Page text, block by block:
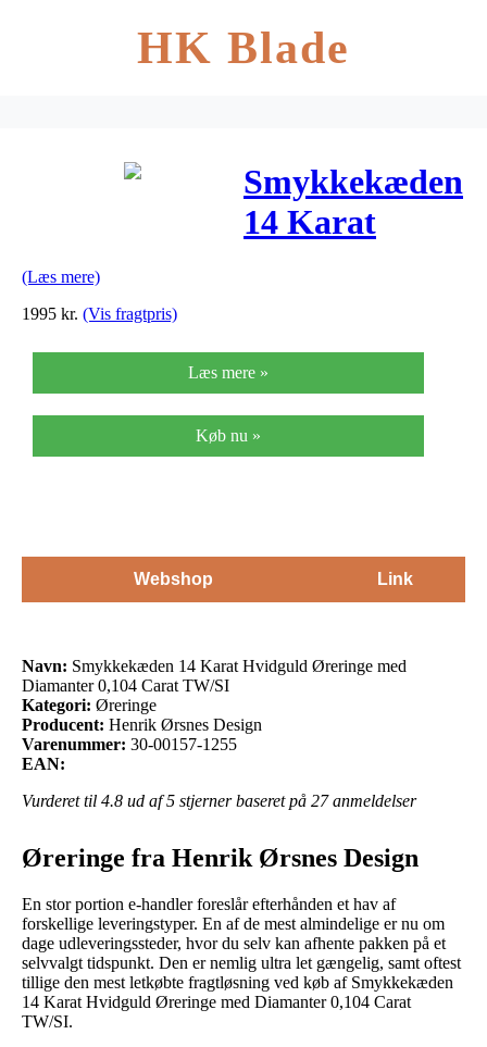
HK Blade
Smykkekæden
14 Karat
Diamanter
0,104 Carat
TW/SI
(Læs mere)
1995 kr. (Vis fragtpris)
Læs mere »
Køb nu »
Webshop Link
Navn: Smykkekæden 14 Karat Hvidguld Øreringe med
Diamanter 0,104 Carat TW/SI
Kategori: Øreringe
Producent: Henrik Ørsnes Design
Varenummer: 30-00157-1255
EAN:
Vurderet til 4.8 ud af 5 stjerner baseret på 27anmeldelser
Øreringe fra Henrik Ørsnes Design
En stor portion e-handler foreslår efterhånden et hav af
forskellige leveringstyper. En af de mest almindelige er nu om
dage udleveringssteder, hvor du selv kan afhente pakken på et
selvvalgt tidspunkt. Den er nemlig ultra let gængelig, samt oftest
tillige den mest letkøbte fragtløsning ved køb af Smykkekæden
14 Karat Hvidguld Øreringe med Diamanter 0,104 Carat
TW/SI.